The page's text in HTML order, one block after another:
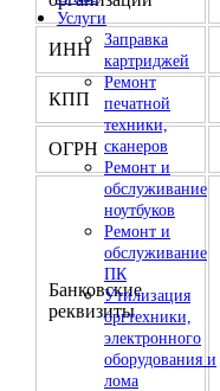
Услуги
Заправка
картриджей
Ремонт
печатной
техники,
сканеров
Ремонт и
обслуживание
ноутбуков
Ремонт и
обслуживание
ПК
Утилизация
оргтехники,
электронного
оборудования и
лома
ИНН
КПП
ОГРН
Банковские
реквизиты